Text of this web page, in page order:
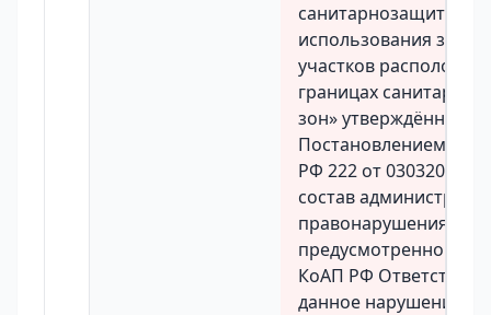
санитарнозащитных
использования
участков
границах
зон» утверждённых
Постановлением
РФ 222 от 03032018г
состав
правонарушения
предусмотренного ч
КоАП РФ
данное нарушение